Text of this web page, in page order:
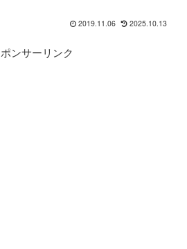
2019.11.06 2025.10.13
ンサーリンク